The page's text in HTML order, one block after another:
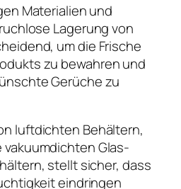
Materialien und
Lagerung von
um die Frische
zu bewahren und
Gerüche zu
luftdichten Behältern,
Glas-
stellt sicher, dass
eindringen